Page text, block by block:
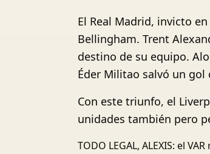
El Real Madrid, invicto
Bellingham. Trent
destino de su equipo.
Éder Militao salvó un
Con este triunfo, el
unidades también pero
TODO LEGAL, ALEXIS: el